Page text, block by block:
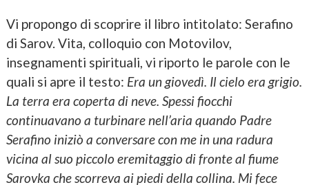
Vi propongo di scoprire il libro intitolato: Serafino
di Sarov. Vita, colloquio con Motovilov,
insegnamenti spirituali, vi riporto le parole con le
quali si apre il testo: Era un giovedì. Il cielo era grigio.
La terra era coperta di neve. Spessi fiocchi
continuavano a turbinare nell’aria quando Padre
Serafino iniziò a conversare con me in una radura
vicina al suo piccolo eremitaggio di fronte al fiume
Sarovka che scorreva ai piedi della collina. Mi fece